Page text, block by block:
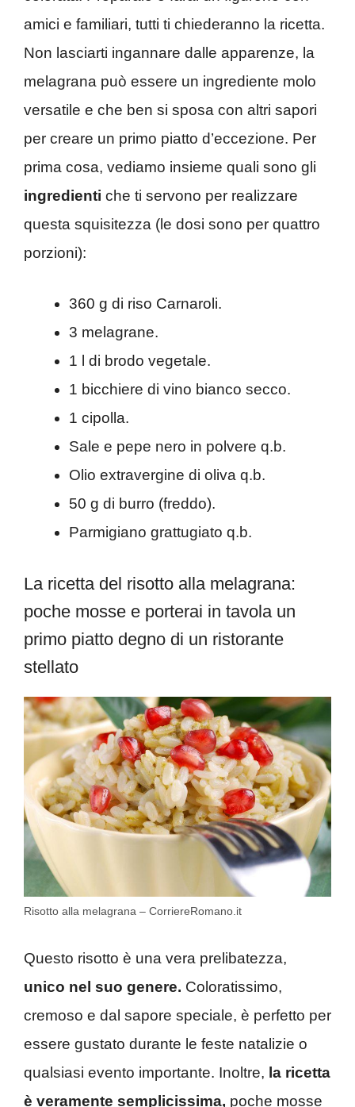
amici e familiari, tutti ti chiederanno la ricetta.
Non lasciarti ingannare dalle apparenze, la
melagrana può essere un ingrediente molo
versatile e che ben si sposa con altri sapori
per creare un primo piatto d’eccezione. Per
prima cosa, vediamo insieme quali sono gli
ingredienti che ti servono per realizzare
questa squisitezza (le dosi sono per quattro
porzioni):
360 g di riso Carnaroli.
3 melagrane.
1 l di brodo vegetale.
1 bicchiere di vino bianco secco.
1 cipolla.
Sale e pepe nero in polvere q.b.
Olio extravergine di oliva q.b.
50 g di burro (freddo).
Parmigiano grattugiato q.b.
La ricetta del risotto alla melagrana:
poche mosse e porterai in tavola un
primo piatto degno di un ristorante
stellato
Risotto alla melagrana – CorriereRomano.it
Questo risotto è una vera prelibatezza,
unico nel suo genere. Coloratissimo,
cremoso e dal sapore speciale, è perfetto per
essere gustato durante le feste natalizie o
qualsiasi evento importante. Inoltre, la ricetta
è veramente semplicissima, poche mosse